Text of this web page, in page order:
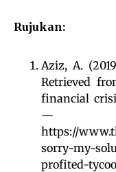
Rujukan:
Aziz, A.
Retrieved
financial
—
https://
sorry-my-
profited-